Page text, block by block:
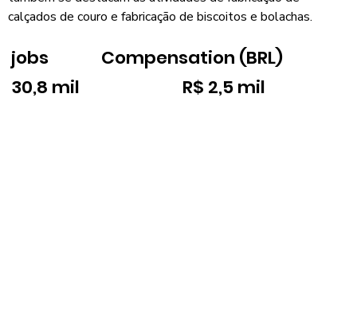
calçados de couro e fabricação de biscoitos e bolachas.
jobs
30,8 mil
Compensation (BRL)
R$ 2,5 mil